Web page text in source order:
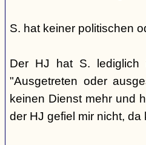
S. hat keiner politischen
Der HJ hat S.
"Ausgetreten oder
keinen Dienst mehr und
der HJ gefiel mir nicht,